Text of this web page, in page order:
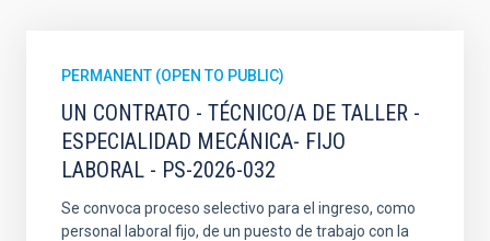
PERMANENT (OPEN TO PUBLIC)
UN CONTRATO - TÉCNICO/A DE TALLER -
ESPECIALIDAD MECÁNICA- FIJO
LABORAL - PS-2026-032
Se convoca proceso selectivo para el ingreso, como
personal laboral fijo, de un puesto de trabajo con la